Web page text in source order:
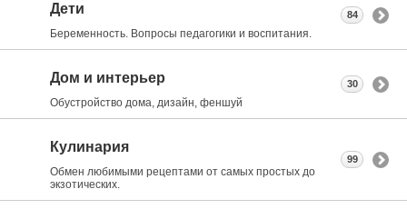
Дети
Беременность. Вопросы педагогики и воспитания.
84
Дом и интерьер
Обустройство дома, дизайн, феншуй
30
Кулинария
Обмен любимыми рецептами от самых простых до
экзотических.
99